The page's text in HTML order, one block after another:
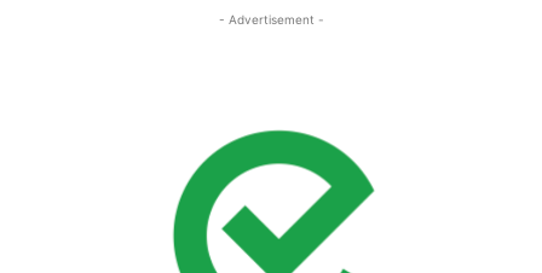
- Advertisement -